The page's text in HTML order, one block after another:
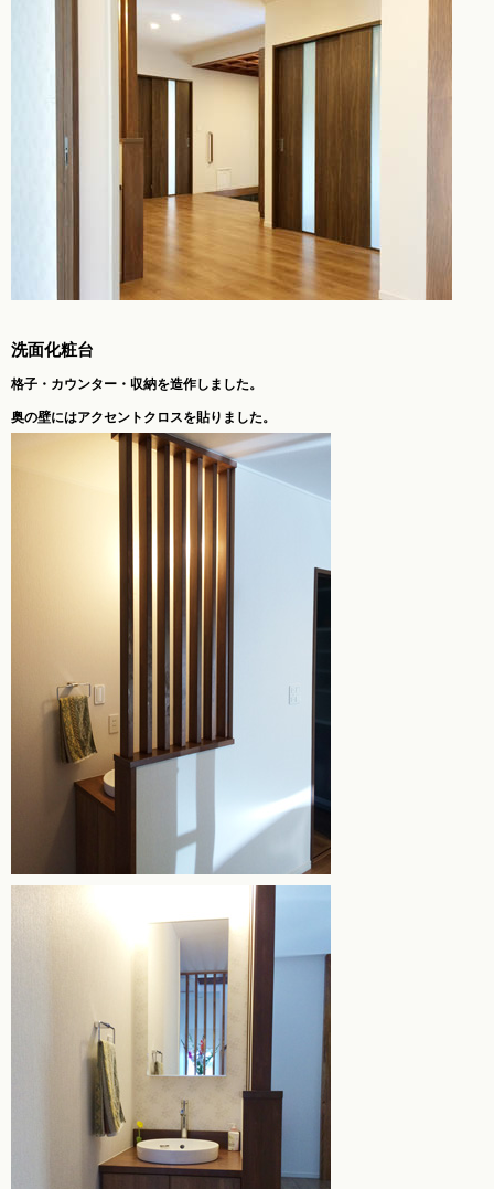
洗面化粧台
格子・カウンター・収納を造作しました。
奥の壁にはアクセントクロスを貼りました。